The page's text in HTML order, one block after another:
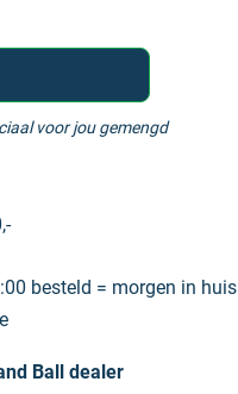
voor jou gemengd
besteld = morgen in huis
Ball dealer